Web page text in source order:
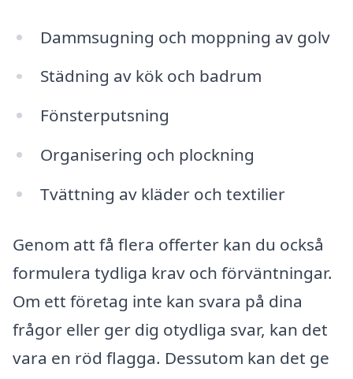
Dammsugning och moppning av golv
Städning av kök och badrum
Fönsterputsning
Organisering och plockning
Tvättning av kläder och textilier
Genom att få flera offerter kan du också
formulera tydliga krav och förväntningar.
Om ett företag inte kan svara på dina
frågor eller ger dig otydliga svar, kan det
vara en röd flagga. Dessutom kan det ge